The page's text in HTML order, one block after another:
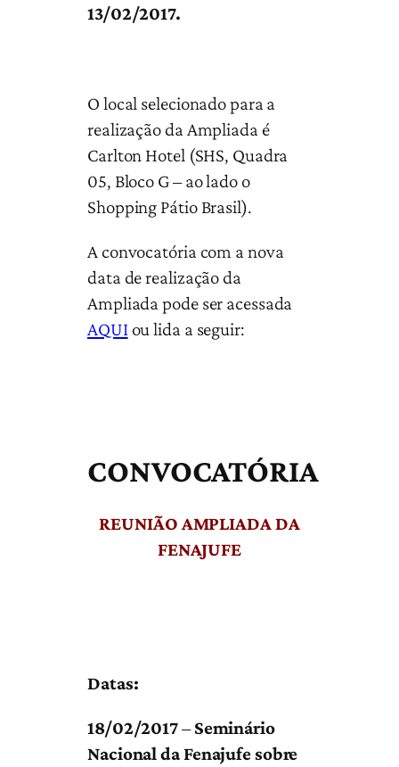
13/02/2017.
O local selecionado para a
realização da Ampliada é
Carlton Hotel (SHS, Quadra
05, Bloco G – ao lado o
Shopping Pátio Brasil).
A convocatória com a nova
data de realização da
Ampliada pode ser acessada
AQUIou lida a seguir:
CONVOCATÓRIA
REUNIÃO AMPLIADA DA
FENAJUFE
Datas:
18/02/2017–Seminário
Nacional da Fenajufe sobre